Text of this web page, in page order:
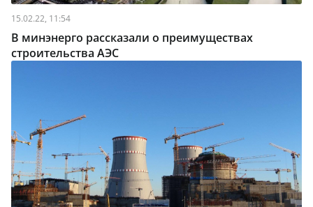
15.02.22, 11:54
В минэнерго рассказали о преимуществах
строительства АЭС